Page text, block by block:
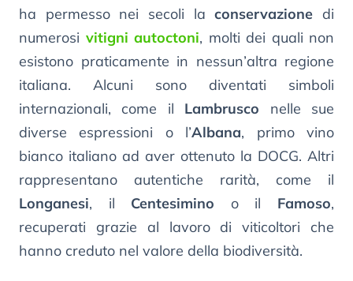
ha permesso nei secoli laconservazione di
numerosi vitigni autoctoni, molti dei quali non
esistono praticamente in nessun’altra regione
italiana. Alcuni sono diventati simboli
internazionali, come il Lambrusco nelle sue
diverse espressioni o l’Albana, primo vino
bianco italiano ad aver ottenuto la DOCG. Altri
rappresentano autentiche rarità, come il
Longanesi, il Centesimino o il Famoso,
recuperati grazie al lavoro di viticoltori che
hanno creduto nel valore della biodiversità.